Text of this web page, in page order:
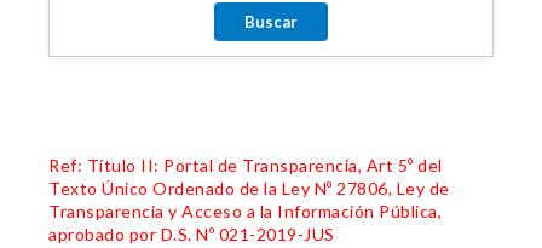
Ref: Título II: Portal de Transparencia, Art 5º del
Texto Único Ordenado de la Ley Nº 27806, Ley de
Transparencia y Acceso a la Información Pública,
aprobado por D.S. Nº 021-2019-JUS